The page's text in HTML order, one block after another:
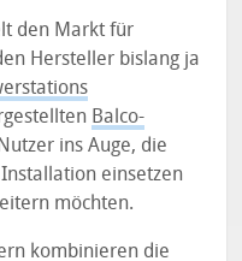
den Markt für
Hersteller bislang ja
Balco-
ins Auge, die
einsetzen
möchten.
kombinieren die